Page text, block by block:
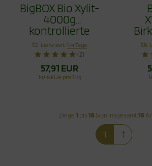
BigBOX Bio Xylit-
4000g
kontrollierte
XYLIPUR® Bio
Qualität
Lieferzeit:1-4 Tage
(2)
57,91 EUR
14,48 EUR pro 1 kg
Zeige 1 bis 16 (von insgesamt16
1